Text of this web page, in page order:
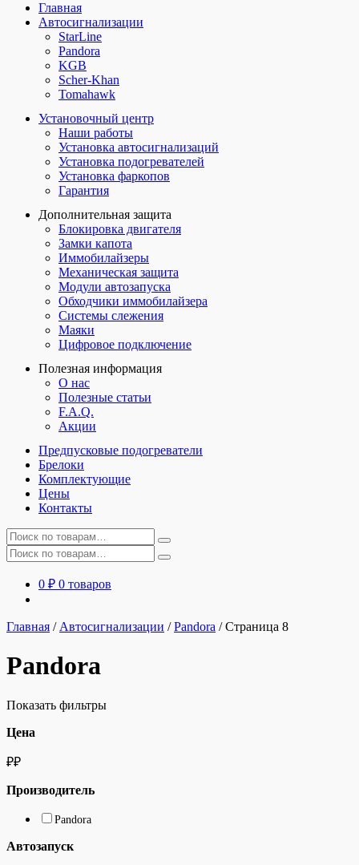
Главная
Автосигнализации
StarLine
Pandora
KGB
Scher-Khan
Tomahawk
Установочный центр
Наши работы
Установка автосигнализаций
Установка подогревателей
Установка фаркопов
Гарантия
Дополнительная защита
Блокировка двигателя
Замки капота
Иммобилайзеры
Механическая защита
Модули автозапуска
Обходчики иммобилайзера
Системы слежения
Маяки
Цифровое подключение
Полезная информация
О нас
Полезные статьи
F.A.Q.
Акции
Предпусковые подогреватели
Брелоки
Комплектующие
Цены
Контакты
Искать:
Искать:
0 ₽ 0 товаров
Главная / Автосигнализации /Pandora /Страница 8
Pandora
Показать фильтры
Цена
₽₽
Производитель
Pandora
Автозапуск